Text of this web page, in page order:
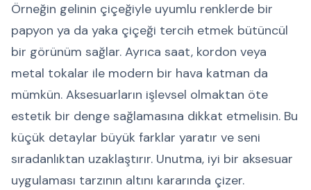
Örneğin gelinin çiçeğiyle uyumlu renklerde bir
papyon ya da yaka çiçeği tercih etmek bütüncül
bir görünüm sağlar. Ayrıca saat, kordon veya
metal tokalar ile modern bir hava katman da
mümkün. Aksesuarların işlevsel olmaktan öte
estetik bir denge sağlamasına dikkat etmelisin. Bu
küçük detaylar büyük farklar yaratır ve seni
sıradanlıktan uzaklaştırır. Unutma, iyi bir aksesuar
uygulaması tarzının altını kararında çizer.